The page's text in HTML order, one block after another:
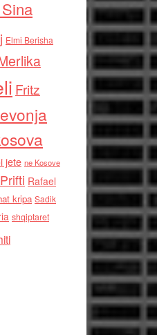
Elmi Berisha
Fritz
jete ne Kosove
Rafael
kripa Sadik
shqiptaret